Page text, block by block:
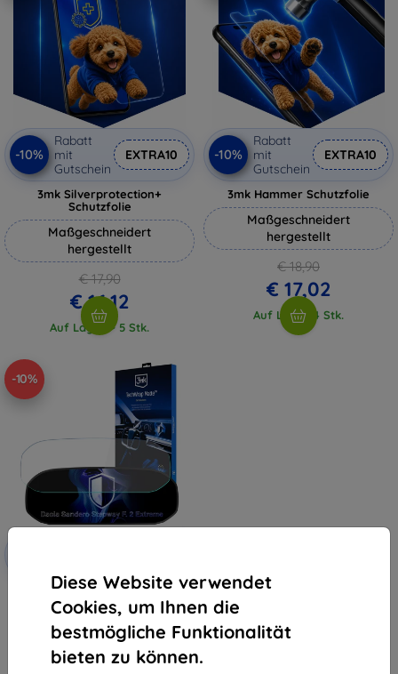
Diese Website verwendet
Cookies, um Ihnen die
bestmögliche Funktionalität
bieten zu können.
-10%
Rabatt
mit
Gutschein
EXTRA10
3mk Silverprotection+
Schutzfolie
Maßgeschneidert
hergestellt
€ 17,90
€ 16,12
Auf Lager > 5 Stk.
-10%
Rabatt
mit
Gutschein
EXTRA10
3mk Hammer Schutzfolie
Maßgeschneidert
hergestellt
€ 18,90
€ 17,02
Auf Lager 4 Stk.
-10%
3mk TechWrap Matte Cockpit
Schutzfolie für Dacia Sandero
Stepway F. 2 Extreme
€ 34,90
€ 31,40